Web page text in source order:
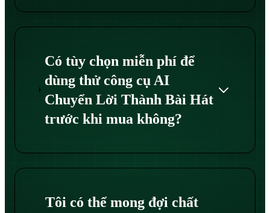
Có tùy chọn miễn phí để
dùng thử công cụ AI
Chuyển Lời Thành Bài Hát
trước khi mua không?
Tôi có thể mong đợi chất